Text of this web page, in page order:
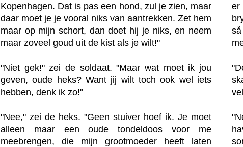
Kopenhagen. Dat is pas een hond, zul je zien, maar
daar moet je je vooral niks van aantrekken. Zet hem
maar op mijn schort, dan doet hij je niks, en neem
maar zoveel goud uit de kist als je wilt!"
er
"Niet gek!" zei de soldaat. "Maar wat moet ik jou
geven, oude heks? Want jij wilt toch ook wel iets
hebben, denk ik zo!"
"Nee," zei de heks. "Geen stuiver hoef ik. Je moet
alleen maar een oude tondeldoos voor me
meebrengen, die mijn grootmoeder heeft laten